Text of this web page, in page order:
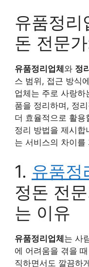
유품정리
돈 전문
유품정리업체와 정
스 범위, 접근 방식
업체는 주로 사랑
품을 정리하며, 정
더 효율적으로 활용
정리 방법을 제시
는 서비스의 차이를
1. 유품정
정돈 전
는 이유
유품정리업체 는 사
에 어려움을 겪을
직하면서도 깔끔하